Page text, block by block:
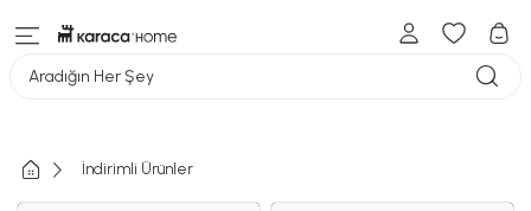
Aradığın Her Şey
İndirimli Ürünler